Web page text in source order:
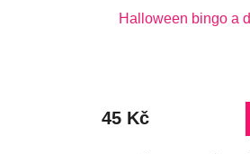
Halloween bingo a
je
45 Kč